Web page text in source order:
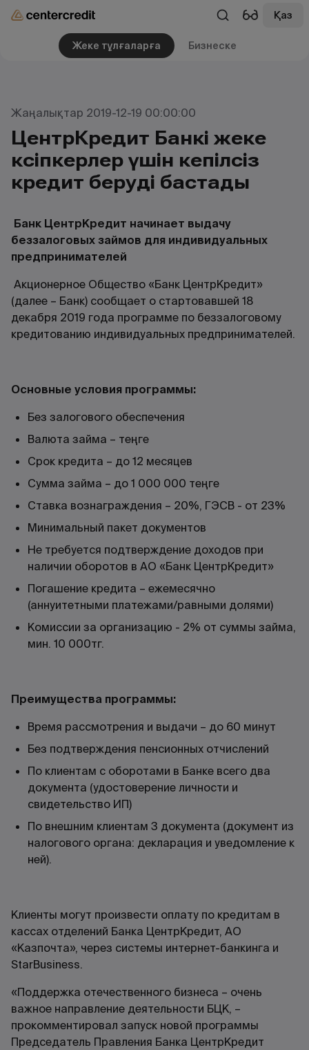
Қаз
Жеке тұлғаларға Бизнеске
Жаңалықтар 2019-12-19 00:00:00
ЦентрКредит Банкі жеке
кәсіпкерлер үшін кепілсіз
кредит беруді бастады
Банк ЦентрКредит начинает выдачу
беззалоговых займов для индивидуальных
предпринимателей
Акционерное Общество «Банк ЦентрКредит»
(далее – Банк) сообщает о стартовавшей 18
декабря 2019 года программе по беззалоговому
кредитованию индивидуальных предпринимателей.
Основные условия программы:
Без залогового обеспечения
Валюта займа – теңге
Срок кредита – до 12 месяцев
Сумма займа – до 1 000 000 теңге
Ставка вознаграждения – 20%, ГЭСВ - от 23%
Минимальный пакет документов
Не требуется подтверждение доходов при
наличии оборотов в АО «Банк ЦентрКредит»
Погашение кредита – ежемесячно
(аннуитетными платежами/равными долями)
Комиссии за организацию - 2% от суммы займа,
мин. 10 000тг.
Преимущества программы:
Время рассмотрения и выдачи – до 60 минут
Без подтверждения пенсионных отчислений
По клиентам с оборотами в Банке всего два
документа (удостоверение личности и
свидетельство ИП)
По внешним клиентам 3 документа (документ из
налогового органа: декларация и уведомление к
ней).
Клиенты могут произвести оплату по кредитам в
кассах отделений Банка ЦентрКредит, АО
«Казпочта», через системы интернет-банкинга и
StarBusiness.
«Поддержка отечественного бизнеса – очень
важное направление деятельности БЦК, –
прокомментировал запуск новой программы
Председатель Правления Банка ЦентрКредит